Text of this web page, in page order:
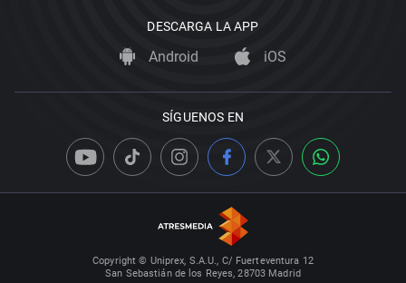
DESCARGA LA APP
Android iOS
SÍGUENOS EN
Copyright © Uniprex, S.A.U., C/ Fuerteventura 12
San Sebastián de los Reyes, 28703 Madrid